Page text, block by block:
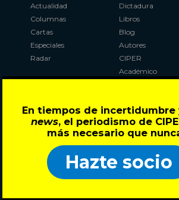
En tiempos de incertidumbre
news, el periodismo de
más necesario que
Hazte socio
Actualidad
Columnas
Cartas
Especiales
Radar
Dictadura
Libros
Blog
Autores
CIPER
Académico
Al Plebiscito
con CIPER